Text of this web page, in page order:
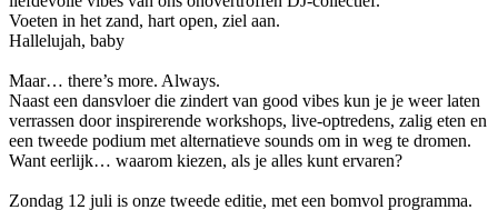
Voeten in het zand, hart open, ziel aan.
Hallelujah, baby
Maar… there’s more. Always.
Naast een dansvloer die zindert van good vibes kun je je weer laten
verrassen door inspirerende workshops, live-optredens, zalig eten en
een tweede podium met alternatieve sounds om in weg te dromen.
Want eerlijk… waarom kiezen, als je alles kunt ervaren?
Zondag 12 juli is onze tweede editie, met een bomvol programma.